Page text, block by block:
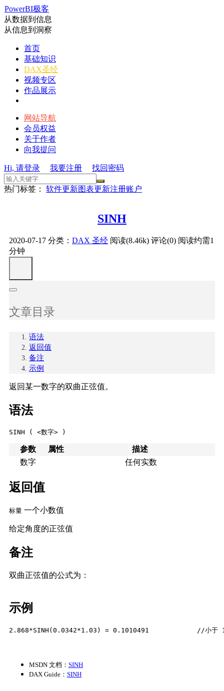
PowerBI极客
从数据到信息
从信息到洞察
首页
基础知识
DAX圣经
视频专区
作品展示
网站导航
会员权益
关于作者
向我提问
Hi, 请登录 我要注册 找回密码
热门标签： 软件更新图表更新注册账户
SINH
2020-07-17 分类： DAX 圣经 阅读(8.46k) 评论(0) 阅读约需1
分钟
文章目录
语法
返回值
备注
示例
返回某一数字的双曲正弦值。
语法
SINH ( <数字> )
参数 属性
描述
数字
任何实数
返回值
标量 一个小数值
给定角度的正弦值
备注
双曲正弦值的公式为：
示例
2.868*SINH(0.0342*1.03) = 0.1010491            //小于
MSDN 文档： SINH
DAX Guide： SINH